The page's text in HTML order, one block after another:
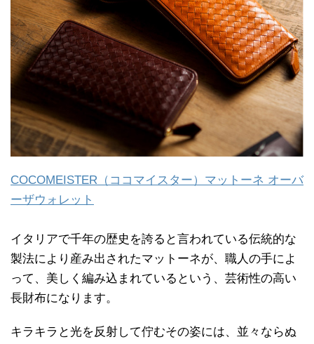
COCOMEISTER（ココマイスター）マットーネ オーバ
ーザウォレット
イタリアで千年の歴史を誇ると言われている伝統的な
製法により産み出されたマットーネが、職人の手によ
って、美しく編み込まれているという、芸術性の高い
長財布になります。
キラキラと光を反射して佇むその姿には、並々ならぬ